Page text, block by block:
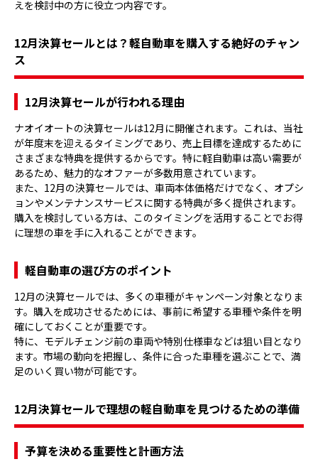
えを検討中の方に役立つ内容です。
12月決算セールとは？軽自動車を購入する絶好のチャン
ス
12月決算セールが行われる理由
ナオイオートの決算セールは12月に開催されます。これは、当社
が年度末を迎えるタイミングであり、売上目標を達成するために
さまざまな特典を提供するからです。特に軽自動車は高い需要が
あるため、魅力的なオファーが多数用意されています。
また、12月の決算セールでは、車両本体価格だけでなく、オプシ
ョンやメンテナンスサービスに関する特典が多く提供されます。
購入を検討している方は、このタイミングを活用することでお得
に理想の車を手に入れることができます。
軽自動車の選び方のポイント
12月の決算セールでは、多くの車種がキャンペーン対象となりま
す。購入を成功させるためには、事前に希望する車種や条件を明
確にしておくことが重要です。
特に、モデルチェンジ前の車両や特別仕様車などは狙い目となり
ます。市場の動向を把握し、条件に合った車種を選ぶことで、満
足のいく買い物が可能です。
12月決算セールで理想の軽自動車を見つけるための準備
予算を決める重要性と計画方法